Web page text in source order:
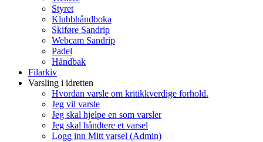
Styret
Klubbhåndboka
Skiføre Sandrip
Webcam Sandrip
Padel
Håndbak
Filarkiv
Varsling i idretten
Hvordan varsle om kritikkverdige forhold.
Jeg vil varsle
Jeg skal hjelpe en som varsler
Jeg skal håndtere et varsel
Logg inn Mitt varsel (Admin)